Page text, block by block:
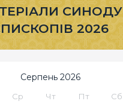
СИНОДУ
2026
Серпень 2026
Ср Чт Пт Сб